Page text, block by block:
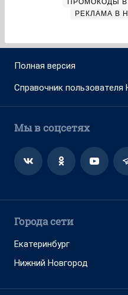
ПРОМОКОДЫ
РЕКЛАМА В
Полная версия
Справочник пользователя
Мы в соцсетях
Города сети
Екатеринбург
Нижний Новгород